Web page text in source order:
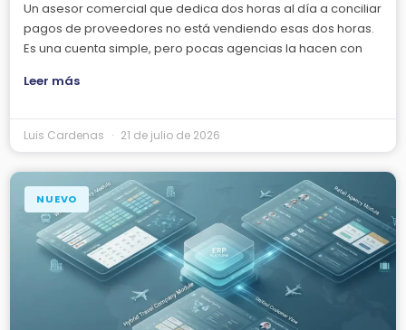
Un asesor comercial que dedica dos horas al día a conciliar
pagos de proveedores no está vendiendo esas dos horas.
Es una cuenta simple, pero pocas agencias la hacen con
Leer más
Luis Cardenas 21 de julio de 2026
NUEVO